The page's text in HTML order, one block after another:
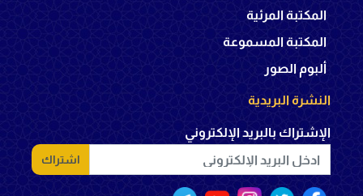
المكتبة المرئية
المكتبة المسموعة
ألبوم الصور
النشرة البريدية
الإشتراك بالبريد الإلكتروني
اشتراك